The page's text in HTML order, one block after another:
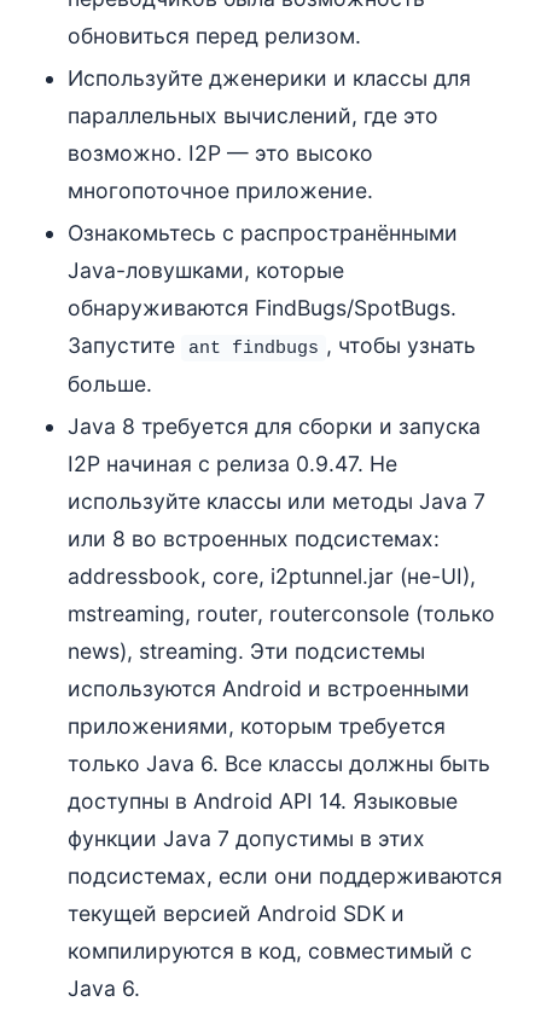
обновиться перед релизом.
Используйте дженерики и классы для
параллельных вычислений, где это
возможно. I2P — это высоко
многопоточное приложение.
Ознакомьтесь с распространёнными
Java-ловушками, которые
обнаруживаются FindBugs/SpotBugs.
Запустите
ant findbugs , чтобы узнать
больше.
Java 8 требуется для сборки и запуска
I2P начиная с релиза 0.9.47. Не
используйте классы или методы Java 7
или 8 во встроенных подсистемах:
addressbook, core, i2ptunnel.jar (не-UI),
mstreaming, router, routerconsole (только
news), streaming. Эти подсистемы
используются Android и встроенными
приложениями, которым требуется
только Java 6. Все классы должны быть
доступны в Android API 14. Языковые
функции Java 7 допустимы в этих
подсистемах, если они поддерживаются
текущей версией Android SDK и
компилируются в код, совместимый с
Java 6.